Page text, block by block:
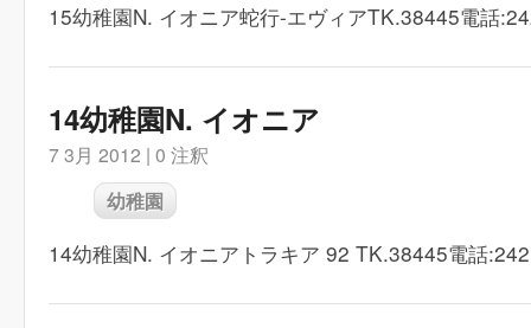
15幼稚園N. イオニア蛇行-エヴィアTK.38445電話
14幼稚園N. イオニア
7 3月 2012 | 0 注釈
幼稚園
14幼稚園N. イオニアトラキア 92 TK.38445電話